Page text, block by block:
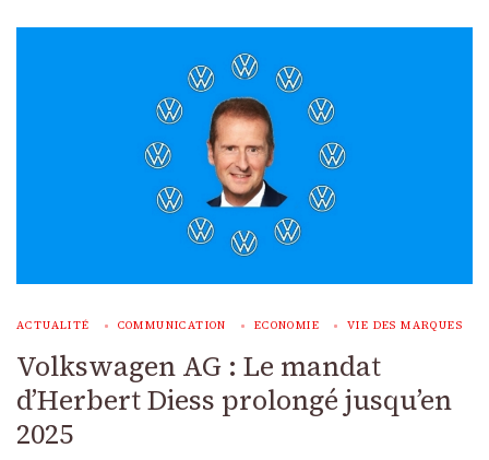
ACTUALITÉ COMMUNICATION ECONOMIE VIE DES MARQUES
Volkswagen AG : Le mandat
d’Herbert Diess prolongé jusqu’en
2025